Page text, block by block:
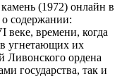
(1972) онлайн в
о содержании:
веке, времени, когда
угнетающих их
Ливонского ордена
государства, так и